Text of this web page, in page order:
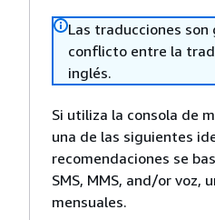
Las traducciones
conflicto entre la
inglés.
Si utiliza la consola de
una de las siguientes
recomendaciones se
SMS, MMS, and/or voz,
mensuales.